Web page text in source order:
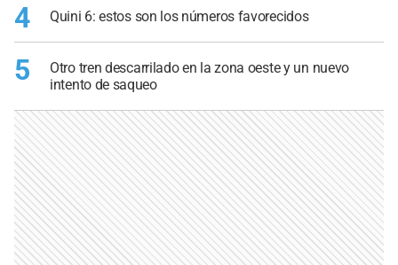
4 Quini 6: estos son los números favorecidos
5
Otro tren descarrilado en la zona oeste y un nuevo
intento de saqueo